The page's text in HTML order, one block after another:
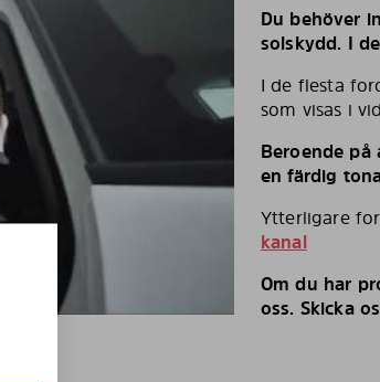
Du behöver
solskydd. I
I de flesta
som visas i
Beroende
en färdig
Ytterligare
kanal
Om du har
oss. Skicka